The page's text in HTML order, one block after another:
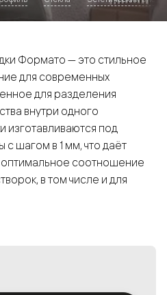
Формато — это стильное
для современных
для разделения
внутри одного
под
шагом в 1 мм, что даёт
соотношение
в том числе и для
стекла с различными